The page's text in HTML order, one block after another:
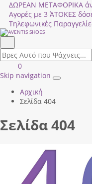
ΔΩΡΕΑΝ ΜΕΤΑΦΟΡΙΚΑ
Αγορές με 3 ΆΤΟΚΕΣ
Τηλεφωνικές
field.search
Είσοδος
|
ΚΑΛΑΘΙ
ΑΓΟΡΩΝ
0
Skip navigation
Toggle
Αρχική
Σελίδα 404
Σελίδα 404